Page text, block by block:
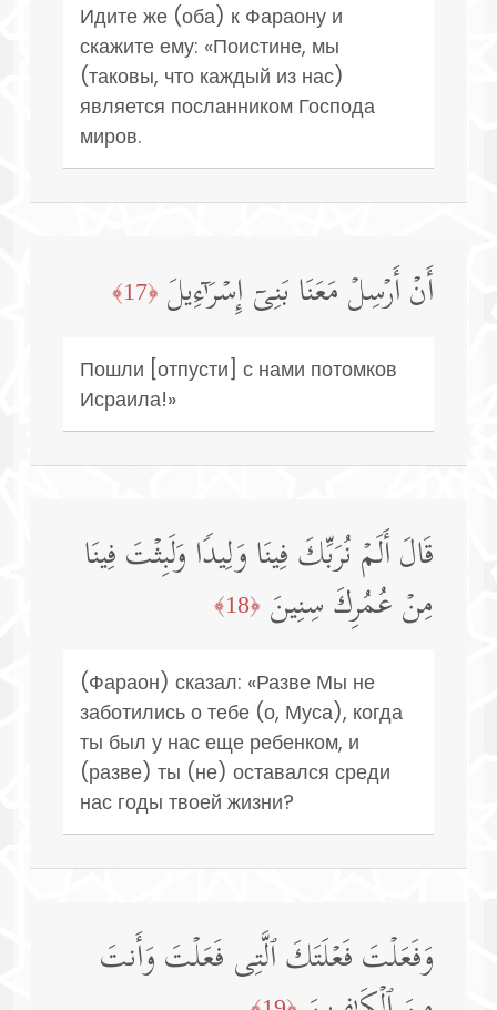
Идите же (оба) к Фараону и
скажите ему: «Поистине, мы
(таковы, что каждый из нас)
является посланником Господа
миров.
أَنۡ أَرۡسِلۡ مَعَنَا بَنِیۤ إِسۡرَ ٰ⁠ۤءِیلَ ﴿17﴾
Пошли [отпусти] с нами потомков
Исраила!»
قَالَ أَلَمۡ نُرَبِّكَ فِینَا وَلِیدࣰا وَلَبِثۡتَ فِینَا
مِنۡ عُمُرِكَ سِنِینَ ﴿18﴾
(Фараон) сказал: «Разве Мы не
заботились о тебе (о, Муса), когда
ты был у нас еще ребенком, и
(разве) ты (не) оставался среди
нас годы твоей жизни?
وَفَعَلۡتَ فَعۡلَتَكَ ٱلَّتِی فَعَلۡتَ وَأَنتَ